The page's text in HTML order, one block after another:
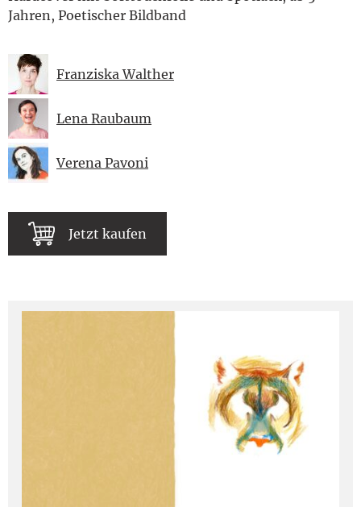
Jahren, Poetischer Bildband
Franziska Walther
Lena Raubaum
Verena Pavoni
Jetzt kaufen